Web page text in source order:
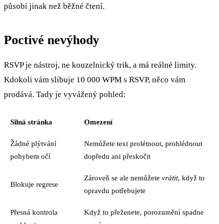
působí jinak než běžné čtení.
Poctivé nevýhody
RSVP je nástroj, ne kouzelnický trik, a má reálné limity.
Kdokoli vám slibuje 10 000 WPM s RSVP, něco vám
prodává. Tady je vyvážený pohled:
Silná stránka Omezení
Žádné plýtvání
pohybem očí
Nemůžete text prolétnout, prohlédnout
dopředu ani přeskočit
Blokuje regrese
Zároveň se ale nemůžete vrátit, když to
opravdu potřebujete
Přesná kontrola
Když to přeženete, porozumění spadne